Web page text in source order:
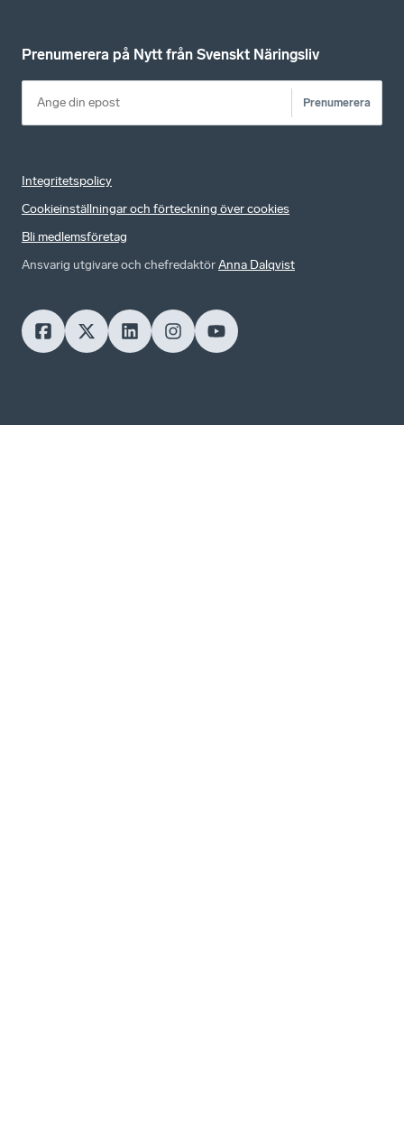
Prenumerera på Nytt från Svenskt Näringsliv
Prenumerera
Integritetspolicy
Cookieinställningar och förteckning över cookies
Bli medlemsföretag
Ansvarig utgivare och chefredaktörAnna Dalqvist